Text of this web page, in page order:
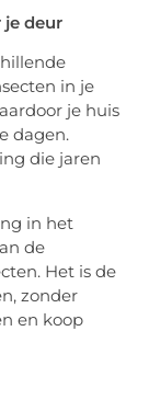
je deur
in je
je huis
dagen.
die jaren
in het
de
Het is de
zonder
en koop